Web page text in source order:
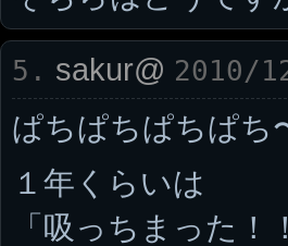
5. sakur@ 2010/
ぱちぱちぱちぱち
１年くらいは
「吸っちまった！